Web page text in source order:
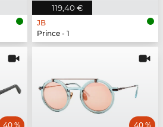
119,40 €
JB
Prince - 1
40 % 40 %